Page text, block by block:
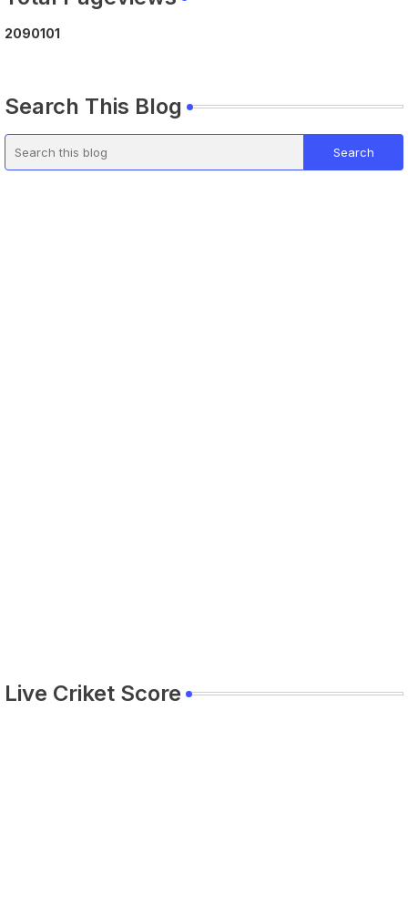
2090101
Search This Blog
Live Criket Score